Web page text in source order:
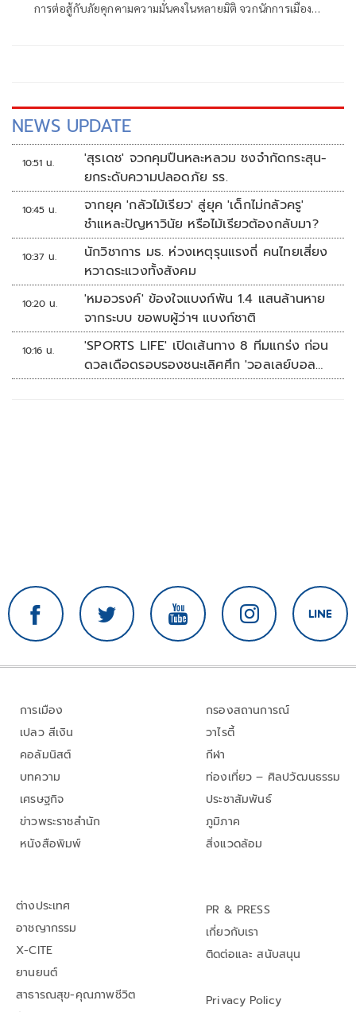
การต่อสู้กับภัยคุกคามความมั่นคงในหลายมิติ จวกนักการเมือง
NEWS UPDATE
10:51 น.
'สุรเดช' จวกคุมปืนหละหลวม ชงจำกัดกระสุน-
ยกระดับความปลอดภัย รร.
10:45 น.
จากยุค 'กลัวไม้เรียว' สู่ยุค 'เด็กไม่กลัวครู'
ชำแหละปัญหาวินัย หรือไม้เรียวต้องกลับมา?
10:37 น.
นักวิชาการ มธ. ห่วงเหตุรุนแรงถี่ คนไทยเสี่ยง
หวาดระแวงทั้งสังคม
10:20 น.
'หมอวรงค์' ข้องใจแบงก์พัน 1.4 แสนล้านหาย
จากระบบ ขอพบผู้ว่าฯ แบงก์ชาติ
10:16 น.
'SPORTS LIFE' เปิดเส้นทาง 8 ทีมแกร่ง ก่อน
ดวลเดือดรอบรองชนะเลิศศึก 'วอลเลย์บอล
นักเรียน แชมป์กีฬา 7HD 2026'
การเมือง
เปลว สีเงิน
คอลัมนิสต์
บทความ
เศรษฐกิจ
ข่าวพระราชสำนัก
หนังสือพิมพ์
กรองสถานการณ์
วาไรตี้
กีฬา
ท่องเที่ยว – ศิลปวัฒนธรรม
ประชาสัมพันธ์
ภูมิภาค
สิ่งแวดล้อม
ต่างประเทศ
อาชญากรรม
X-CITE
ยานยนต์
สาธารณสุข-คุณภาพชีวิต
PR & PRESS
เกี่ยวกับเรา
ติดต่อและ สนับสนุน
Privacy Policy